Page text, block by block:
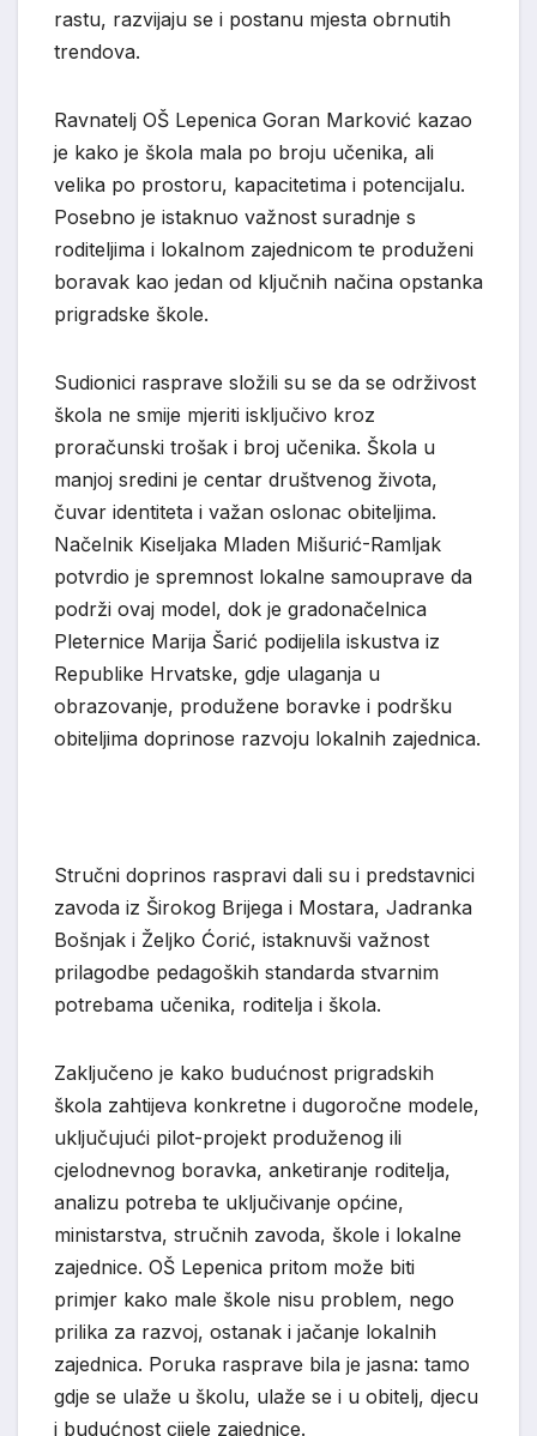
rastu, razvijaju se i postanu mjesta obrnutih
trendova.
Ravnatelj OŠ Lepenica Goran Marković kazao
je kako je škola mala po broju učenika, ali
velika po prostoru, kapacitetima i potencijalu.
Posebno je istaknuo važnost suradnje s
roditeljima i lokalnom zajednicom te produženi
boravak kao jedan od ključnih načina opstanka
prigradske škole.
Sudionici rasprave složili su se da se održivost
škola ne smije mjeriti isključivo kroz
proračunski trošak i broj učenika. Škola u
manjoj sredini je centar društvenog života,
čuvar identiteta i važan oslonac obiteljima.
Načelnik Kiseljaka Mladen Mišurić-Ramljak
potvrdio je spremnost lokalne samouprave da
podrži ovaj model, dok je gradonačelnica
Pleternice Marija Šarić podijelila iskustva iz
Republike Hrvatske, gdje ulaganja u
obrazovanje, produžene boravke i podršku
obiteljima doprinose razvoju lokalnih zajednica.
Stručni doprinos raspravi dali su i predstavnici
zavoda iz Širokog Brijega i Mostara, Jadranka
Bošnjak i Željko Ćorić, istaknuvši važnost
prilagodbe pedagoških standarda stvarnim
potrebama učenika, roditelja i škola.
Zaključeno je kako budućnost prigradskih
škola zahtijeva konkretne i dugoročne modele,
uključujući pilot-projekt produženog ili
cjelodnevnog boravka, anketiranje roditelja,
analizu potreba te uključivanje općine,
ministarstva, stručnih zavoda, škole i lokalne
zajednice. OŠ Lepenica pritom može biti
primjer kako male škole nisu problem, nego
prilika za razvoj, ostanak i jačanje lokalnih
zajednica. Poruka rasprave bila je jasna: tamo
gdje se ulaže u školu, ulaže se i u obitelj, djecu
i budućnost cijele zajednice.